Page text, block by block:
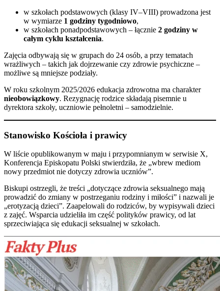
w szkołach podstawowych (klasy IV–VIII) prowadzona jest
w wymiarze 1 godziny tygodniowo,
w szkołach ponadpodstawowych – łącznie 2 godziny w
całym cyklu kształcenia.
Zajęcia odbywają się w grupach do 24 osób, a przy tematach
wrażliwych – takich jak dojrzewanie czy zdrowie psychiczne –
możliwe są mniejsze podziały.
W roku szkolnym 2025/2026 edukacja zdrowotna ma charakter
nieobowiązkowy. Rezygnację rodzice składają pisemnie u
dyrektora szkoły, uczniowie pełnoletni – samodzielnie.
Stanowisko Kościoła i prawicy
W liście opublikowanym w maju i przypomnianym w serwisie X,
Konferencja Episkopatu Polski stwierdziła, że „wbrew mediom
nowy przedmiot nie dotyczy zdrowia uczniów”.
Biskupi ostrzegli, że treści „dotyczące zdrowia seksualnego mają
prowadzić do zmiany w postrzeganiu rodziny i miłości” i nazwali je
„erotyzacją dzieci”. Zaapelowali do rodziców, by wypisywali dzieci
z zajęć. Wsparcia udzieliła im część polityków prawicy, od lat
sprzeciwiająca się edukacji seksualnej w szkołach.